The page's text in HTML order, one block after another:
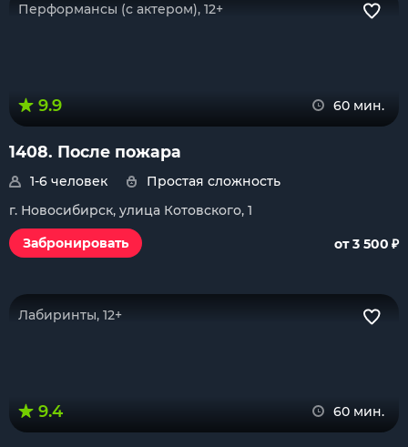
Перформансы (с актером), 12+
9.9 60 мин.
1408. После пожара
1-6 человек
Простая сложность
г. Новосибирск, улица Котовского, 1
Забронировать
от 3 500 ₽
Лабиринты, 12+
9.4 60 мин.